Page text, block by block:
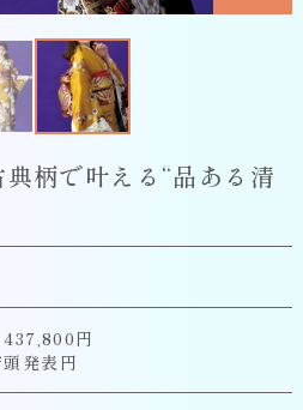
柄で叶える“品ある清
円
発表円